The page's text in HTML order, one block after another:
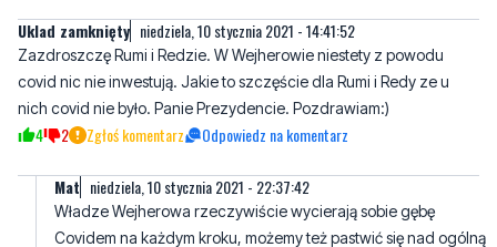
nich covid nie było. Panie Prezydencie. Pozdrawiam:)
4 2 Zgłoś komentarz Odpowiedz na komentarz
Mat niedziela, 10 stycznia 2021 - 22:37:42
Władze Wejherowa rzeczywiście wycierają sobie gębę
jakością pracy Urzędu Miejskiego, ale smutna prawda jest taka,
że Wejherowo się nam po prostu wyludnia. W przeciwieństwie
do prężnie się rozwijającej Redy i Rumi, my odnotowujemy już